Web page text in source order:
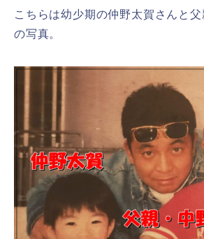
こちらは幼少期の仲野太賀さんと
の写真。